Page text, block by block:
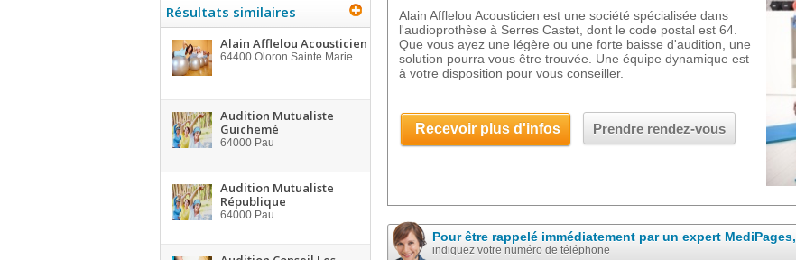
Résultats similaires
Alain Afflelou Acousticien
64400 Oloron Sainte Marie
Audition Mutualiste
Guichemé
64000 Pau
Audition Mutualiste
République
64000 Pau
Alain Afflelou Acousticien est une société spécialisée dans
l'audioprothèse à Serres Castet, dont le code postal est 64.
Que vous ayez une légère ou une forte baisse d'audition, une
solution pourra vous être trouvée. Une équipe dynamique est
à votre disposition pour vous conseiller.
Recevoir plus d'infos Prendre rendez-vous
Pour être rappelé immédiatement par un expert MediPages,
indiquez votre numéro de téléphone